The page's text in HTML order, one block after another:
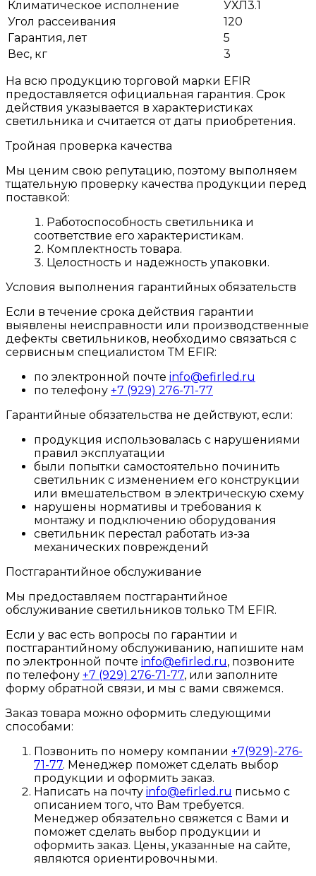
Климатическое исполнение
УХЛ3.1
Угол рассеивания
120
Гарантия, лет
5
Вес, кг
3
На всю продукцию торговой марки EFIR
предоставляется официальная гарантия. Срок
действия указывается в характеристиках
светильника и считается от даты приобретения.
Тройная проверка качества
Мы ценим свою репутацию, поэтому выполняем
тщательную проверку качества продукции перед
поставкой:
Работоспособность светильника и
соответствие его характеристикам.
Комплектность товара.
Целостность и надежность упаковки.
Условия выполнения гарантийных обязательств
Если в течение срока действия гарантии
выявлены неисправности или производственные
дефекты светильников, необходимо связаться с
сервисным специалистом ТМ EFIR:
по электронной почте info@efirled.ru
по телефону +7 (929) 276-71-77
Гарантийные обязательства не действуют, если:
продукция использовалась с нарушениями
правил эксплуатации
были попытки самостоятельно починить
светильник с изменением его конструкции
или вмешательством в электрическую схему
нарушены нормативы и требования к
монтажу и подключению оборудования
светильник перестал работать из-за
механических повреждений
Постгарантийное обслуживание
Мы предоставляем постгарантийное
обслуживание светильников только ТМ EFIR.
Если у вас есть вопросы по гарантии и
постгарантийному обслуживанию, напишите нам
по электронной почте info@efirled.ru, позвоните
по телефону +7 (929) 276-71-77, или заполните
форму обратной связи, и мы с вами свяжемся.
Заказ товара можно оформить следующими
способами:
Позвонить по номеру компании +7(929)-276-
71-77. Менеджер поможет сделать выбор
продукции и оформить заказ.
Написать на почту info@efirled.ru письмо с
описанием того, что Вам требуется.
Менеджер обязательно свяжется с Вами и
поможет сделать выбор продукции и
оформить заказ. Цены, указанные на сайте,
являются ориентировочными.